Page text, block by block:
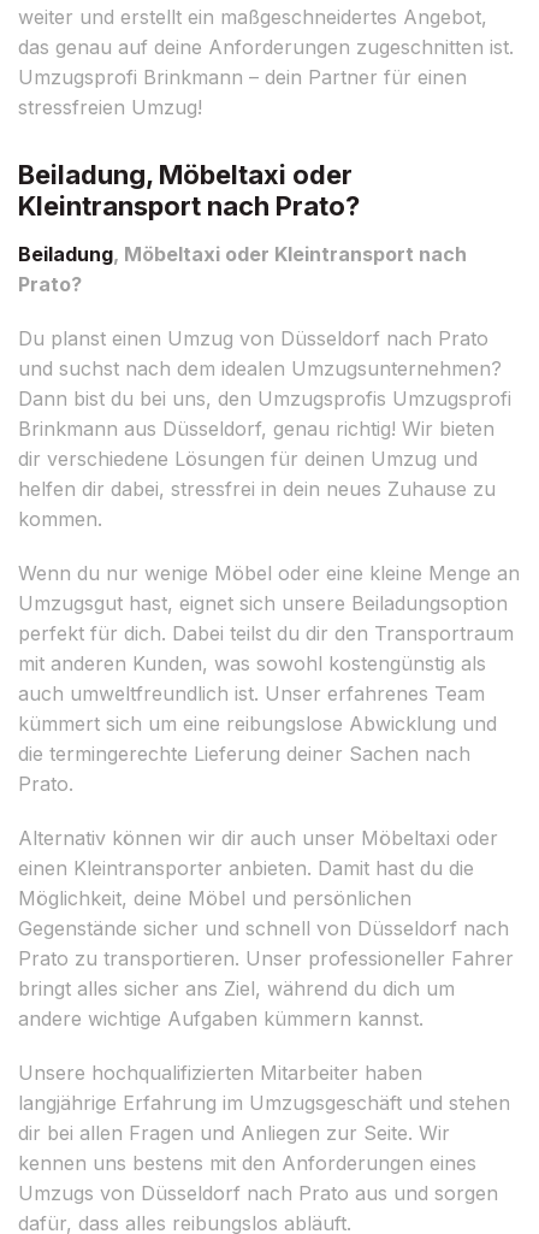
weiter und erstellt ein maßgeschneidertes Angebot,
das genau auf deine Anforderungen zugeschnitten ist.
Umzugsprofi Brinkmann – dein Partner für einen
stressfreien Umzug!
Beiladung, Möbeltaxi oder
Kleintransport nach Prato?
Beiladung, Möbeltaxi oder Kleintransport nach
Prato?
Du planst einen Umzug von Düsseldorf nach Prato
und suchst nach dem idealen Umzugsunternehmen?
Dann bist du bei uns, den Umzugsprofis Umzugsprofi
Brinkmann aus Düsseldorf, genau richtig! Wir bieten
dir verschiedene Lösungen für deinen Umzug und
helfen dir dabei, stressfrei in dein neues Zuhause zu
kommen.
Wenn du nur wenige Möbel oder eine kleine Menge an
Umzugsgut hast, eignet sich unsere Beiladungsoption
perfekt für dich. Dabei teilst du dir den Transportraum
mit anderen Kunden, was sowohl kostengünstig als
auch umweltfreundlich ist. Unser erfahrenes Team
kümmert sich um eine reibungslose Abwicklung und
die termingerechte Lieferung deiner Sachen nach
Prato.
Alternativ können wir dir auch unser Möbeltaxi oder
einen Kleintransporter anbieten. Damit hast du die
Möglichkeit, deine Möbel und persönlichen
Gegenstände sicher und schnell von Düsseldorf nach
Prato zu transportieren. Unser professioneller Fahrer
bringt alles sicher ans Ziel, während du dich um
andere wichtige Aufgaben kümmern kannst.
Unsere hochqualifizierten Mitarbeiter haben
langjährige Erfahrung im Umzugsgeschäft und stehen
dir bei allen Fragen und Anliegen zur Seite. Wir
kennen uns bestens mit den Anforderungen eines
Umzugs von Düsseldorf nach Prato aus und sorgen
dafür, dass alles reibungslos abläuft.